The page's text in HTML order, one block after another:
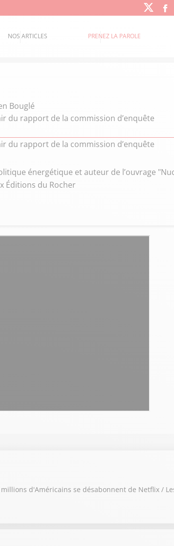
NOS ARTICLES PRENEZ LA PAROLE
Bouglé
du rapport de la commission d’enquête
du rapport de la commission d’enquête
énergétique et auteur de l’ouvrage
Éditions du Rocher
d'Américains se désabonnent de Netflix /